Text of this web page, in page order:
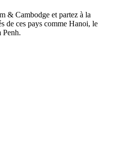
& Cambodge et partez à la
de ces pays comme Hanoi, le
Penh.